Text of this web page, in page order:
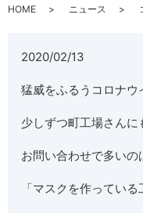
HOME ニュース
2020/02/13
猛威をふるうコロナウ
少しずつ町工場さんに
お問い合わせで多いの
「マスクを作ってい